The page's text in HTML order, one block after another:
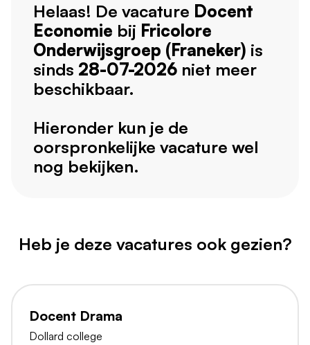
Helaas! De vacature Docent
Economie bij Fricolore
Onderwijsgroep (Franeker) is
sinds 28-07-2026 niet meer
beschikbaar.
Hieronder kun je de
oorspronkelijke vacature wel
nog bekijken.
Heb je deze vacatures ook gezien?
Docent Drama
Dollard college